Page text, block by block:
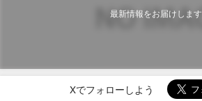
最新情報をお届けします
Xでフォローしよう